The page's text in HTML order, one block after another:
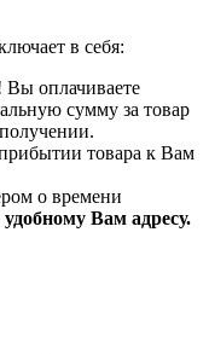
в себя:
оплачиваете
сумму за товар
товара к Вам
о времени
удобному Вам адресу.